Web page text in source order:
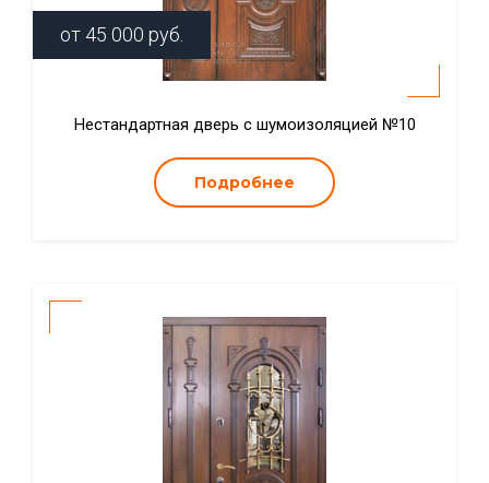
от 45 000 руб.
Нестандартная дверь с шумоизоляцией №10
Подробнее